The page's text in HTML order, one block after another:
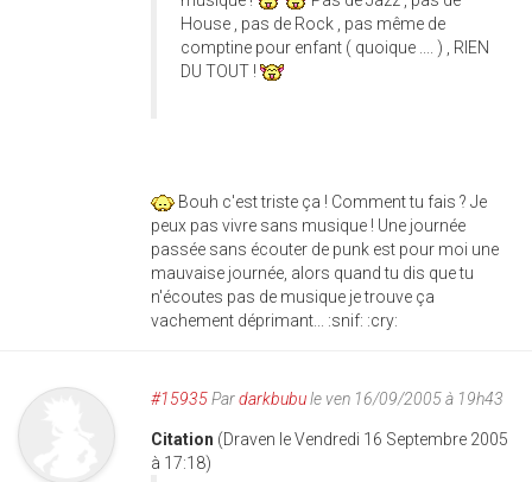
House , pas de Rock , pas même de
comptine pour enfant ( quoique .... ) , RIEN
DU TOUT !
Bouh c'est triste ça ! Comment tu fais ? Je
peux pas vivre sans musique ! Une journée
passée sans écouter de punk est pour moi une
mauvaise journée, alors quand tu dis que tu
n'écoutes pas de musique je trouve ça
vachement déprimant... :snif: :cry:
#15935Pardarkbubule ven 16/09/2005 à 19h43
Citation (Draven le Vendredi 16 Septembre 2005
à 17:18)